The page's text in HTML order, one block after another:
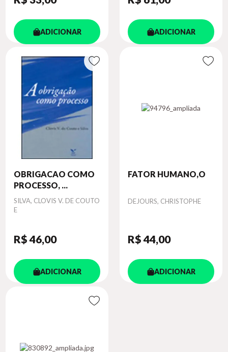
ADICIONAR ADICIONAR
OBRIGACAO COMO
PROCESSO, ...
Autor
SILVA, CLOVIS V. DE COUTO
E
R$ 46,00
ADICIONAR
FATOR HUMANO,O
Autor
DEJOURS, CHRISTOPHE
R$ 44,00
ADICIONAR